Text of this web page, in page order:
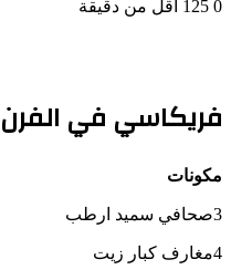
0
أقل من دقيقة
فريكاسي في
مكونات
3صحافي سميد ارطب
4مغارف كبار زيت